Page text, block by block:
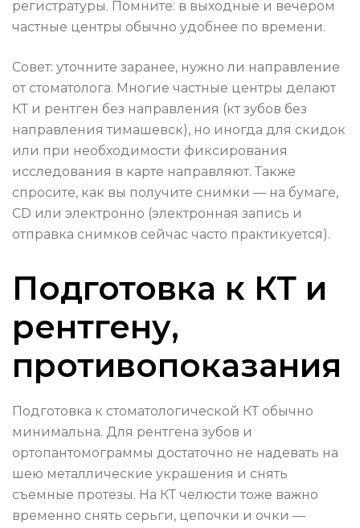
регистратуры. Помните: в выходные и вечером
частные центры обычно удобнее по времени.
Совет: уточните заранее, нужно ли направление
от стоматолога. Многие частные центры делают
КТ и рентген без направления (кт зубов без
направления тимашевск), но иногда для скидок
или при необходимости фиксирования
исследования в карте направляют. Также
спросите, как вы получите снимки — на бумаге,
CD или электронно (электронная запись и
отправка снимков сейчас часто практикуется).
Подготовка к КТ и
рентгену,
противопоказания
Подготовка к стоматологической КТ обычно
минимальна. Для рентгена зубов и
ортопантомограммы достаточно не надевать на
шею металлические украшения и снять
съемные протезы. На КТ челюсти тоже важно
временно снять серьги, цепочки и очки —